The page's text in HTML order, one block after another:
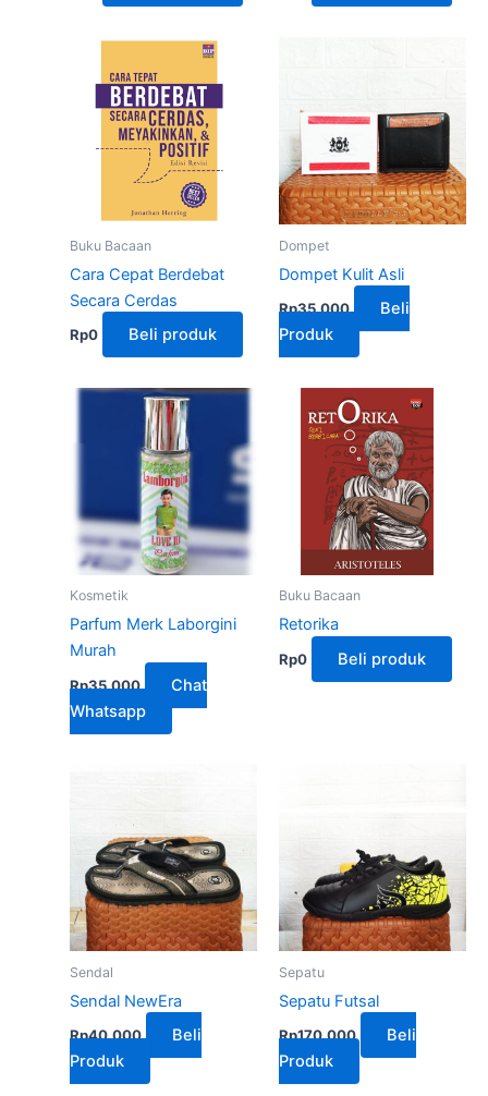
Buku Bacaan
Cara Cepat Berdebat
Secara Cerdas
Rp0 Beli produk
Dompet
Dompet Kulit Asli
Rp35,000
Beli
Produk
Kosmetik
Parfum Merk Laborgini
Murah
Rp35,000
Chat
Whatsapp
Buku Bacaan
Retorika
Rp0 Beli produk
Sendal
Sendal NewEra
Rp40,000
Beli
Produk
Sepatu
Sepatu Futsal
Rp170,000
Beli
Produk